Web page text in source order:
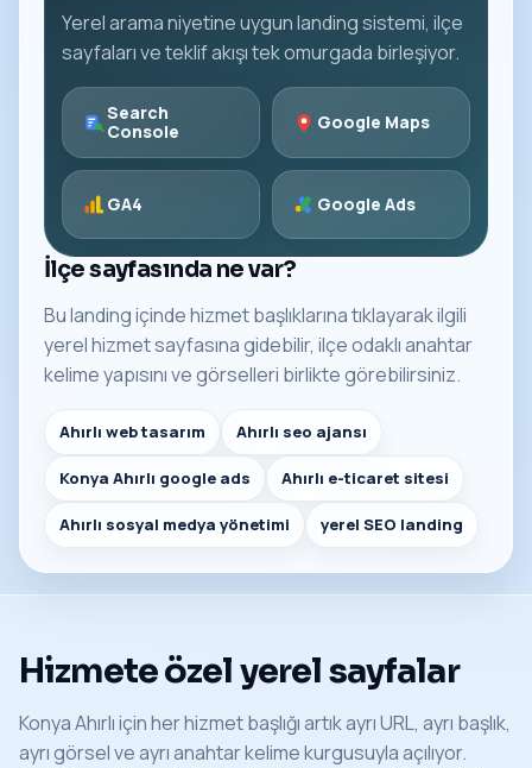
Yerel arama niyetine uygun landing sistemi, ilçe
sayfaları ve teklif akışı tek omurgada birleşiyor.
Search
Console
Google Maps
GA4 Google Ads
İlçe sayfasında ne var?
Bu landing içinde hizmet başlıklarına tıklayarak ilgili
yerel hizmet sayfasına gidebilir, ilçe odaklı anahtar
kelime yapısını ve görselleri birlikte görebilirsiniz.
Ahırlı web tasarım Ahırlı seo ajansı
Konya Ahırlı google ads Ahırlı e-ticaret sitesi
Ahırlı sosyal medya yönetimi yerel SEO landing
Hizmete özel yerel sayfalar
Konya Ahırlı için her hizmet başlığı artık ayrı URL, ayrı başlık,
ayrı görsel ve ayrı anahtar kelime kurgusuyla açılıyor.